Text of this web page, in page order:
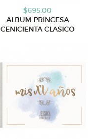
$695.00
ALBUM PRINCESA
CENICIENTA CLASICO